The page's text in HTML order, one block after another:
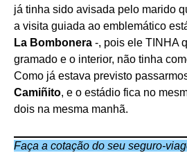
já tinha sido avisada pelo marido
a visita guiada ao emblemático
La Bombonera -, pois ele TINHA
gramado e o interior, não tinha
Como já estava previsto
Camiñito, e o estádio fica no
dois na mesma manhã.
Faça a cotação do seu seguro-